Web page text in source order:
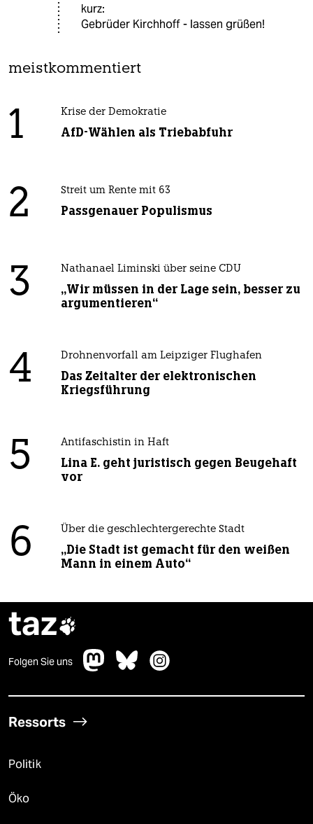
kurz:
Gebrüder Kirchhoff - lassen grüßen!
meistkommentiert
1 Krise der Demokratie
AfD-Wählen als Triebabfuhr
2 Streit um Rente mit 63
Passgenauer Populismus
3 Nathanael Liminski über seine CDU
„Wir müssen in der Lage sein, besser zu
argumentieren“
4 Drohnenvorfall am Leipziger Flughafen
Das Zeitalter der elektronischen
Kriegsführung
5 Antifaschistin in Haft
Lina E. geht juristisch gegen Beugehaft
vor
6 Über die geschlechtergerechte Stadt
„Die Stadt ist gemacht für den weißen
Mann in einem Auto“
taz
Folgen Sie uns
Ressorts
Politik
Öko